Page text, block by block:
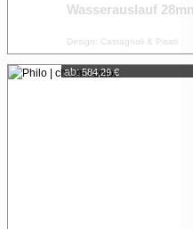
Wasserauslauf
Design: Castagnoli & Pisati
ab: 584,29 €